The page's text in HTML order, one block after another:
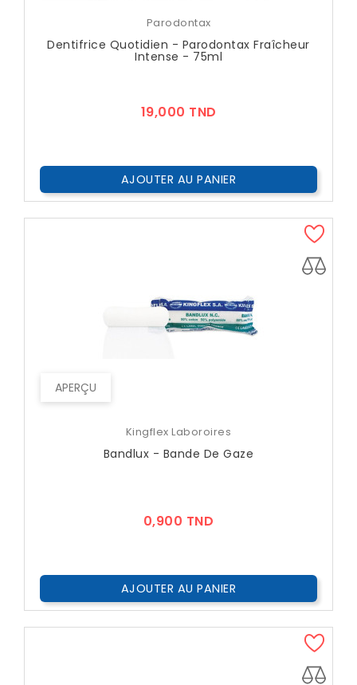
Parodontax
Dentifrice Quotidien - Parodontax Fraîcheur
Intense - 75ml
19,000 TND
AJOUTER AU PANIER
APERÇU
Kingflex Laboroires
Bandlux - Bande De Gaze
0,900 TND
AJOUTER AU PANIER